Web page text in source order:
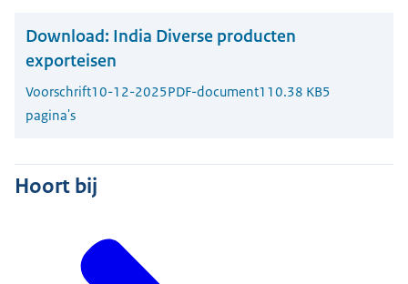
Download: India Diverse producten
exporteisen
Voorschrift10-12-2025PDF-document110.38 KB5
pagina's
Hoort bij